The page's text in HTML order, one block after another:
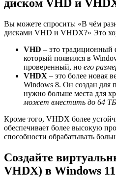
диском VHD и
Вы можете спросить: «В чём
дисками VHD и VHDX?» Это
VHD – это традиционный
который появился в
проверенный, но его
VHDX – это более новая
Windows 8. Он создан для
нужно больше места для
может вместить до 64
Кроме того, VHDX более
обеспечивает более высокую
способности обрабатывать
Создайте
VHDX) в Windows 11